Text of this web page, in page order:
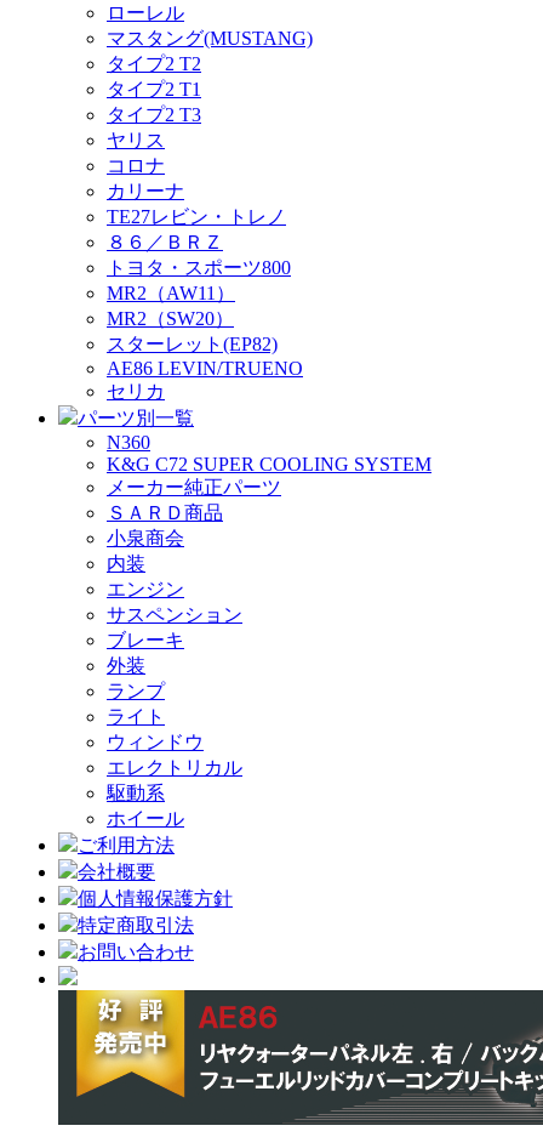
ローレル
マスタング(MUSTANG)
タイプ2 T2
タイプ2 T1
タイプ2 T3
ヤリス
コロナ
カリーナ
TE27レビン・トレノ
８６／ＢＲＺ
トヨタ・スポーツ800
MR2（AW11）
MR2（SW20）
スターレット(EP82)
AE86 LEVIN/TRUENO
セリカ
パーツ別一覧
N360
K&G C72 SUPER COOLING SYSTEM
メーカー純正パーツ
ＳＡＲＤ商品
小泉商会
内装
エンジン
サスペンション
ブレーキ
外装
ランプ
ライト
ウィンドウ
エレクトリカル
駆動系
ホイール
ご利用方法
会社概要
個人情報保護方針
特定商取引法
お問い合わせ